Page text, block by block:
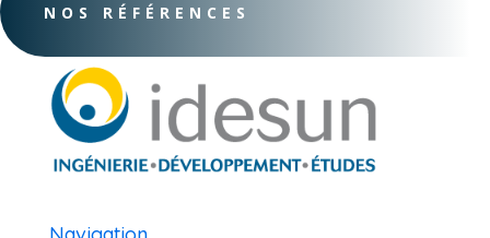
NOS RÉFÉRENCES